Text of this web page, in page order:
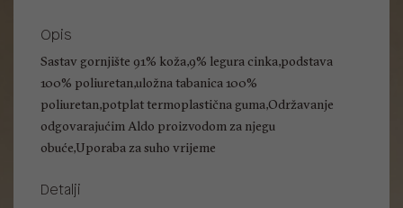
Opis
Sastav gornjište 91% koža,9% legura cinka,podstava
100% poliuretan,uložna tabanica 100%
poliuretan,potplat termoplastična guma,Održavanje
odgovarajućim Aldo proizvodom za njegu
obuće,Uporaba za suho vrijeme
Detalji